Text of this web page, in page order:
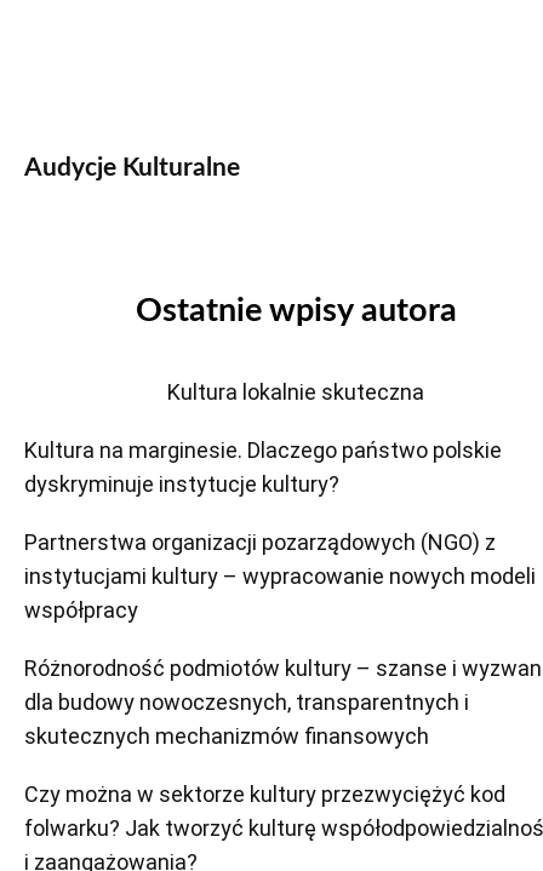
Audycje Kulturalne
Ostatnie wpisy autora
Kultura lokalnie skuteczna
Kultura na marginesie. Dlaczego państwo polskie
dyskryminuje instytucje kultury?
Partnerstwa organizacji pozarządowych (NGO) z
instytucjami kultury – wypracowanie nowych modeli
współpracy
Różnorodność podmiotów kultury – szanse i
dla budowy nowoczesnych, transparentnych i
skutecznych mechanizmów finansowych
Czy można w sektorze kultury przezwyciężyć kod
folwarku? Jak tworzyć kulturę
i zaangażowania?